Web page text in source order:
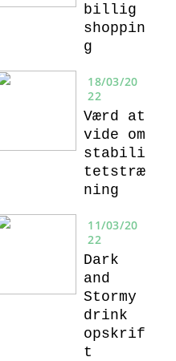
billig
shoppin
g
18/03/20
22
Værd at
vide om
stabili
tetstræ
ning
11/03/20
22
Dark
and
Stormy
drink
opskrif
t